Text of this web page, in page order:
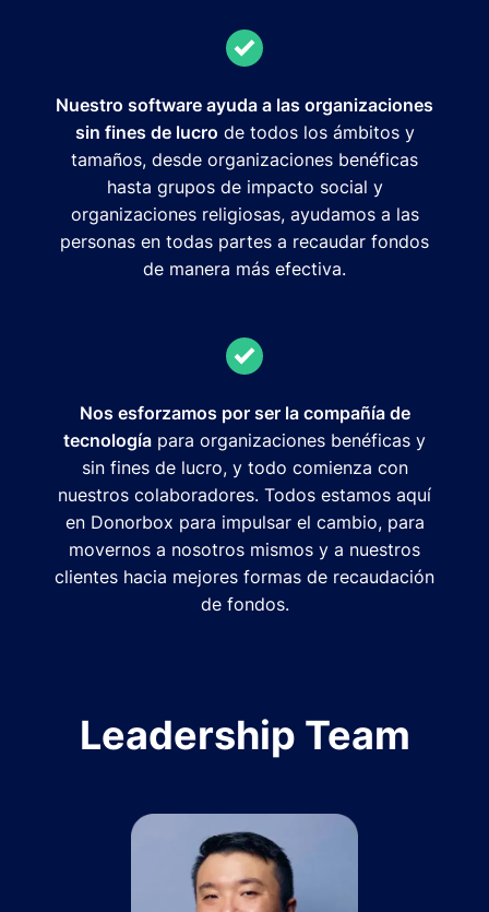
Nuestro software ayuda a las organizaciones
sin fines de lucro de todos los ámbitos y
tamaños, desde organizaciones benéficas
hasta grupos de impacto social y
organizaciones religiosas, ayudamos a las
personas en todas partes a recaudar fondos
de manera más efectiva.
Nos esforzamos por ser la compañía de
tecnología para organizaciones benéficas y
sin fines de lucro, y todo comienza con
nuestros colaboradores. Todos estamos aquí
en Donorbox para impulsar el cambio, para
movernos a nosotros mismos y a nuestros
clientes hacia mejores formas de recaudación
de fondos.
Leadership Team